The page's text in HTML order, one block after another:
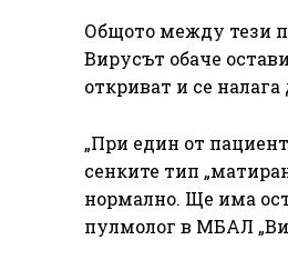
Общото между тези
Вирусът обаче
откриват и се
„При един от
сенките тип
нормално. Ще има
пулмолог в МБАЛ